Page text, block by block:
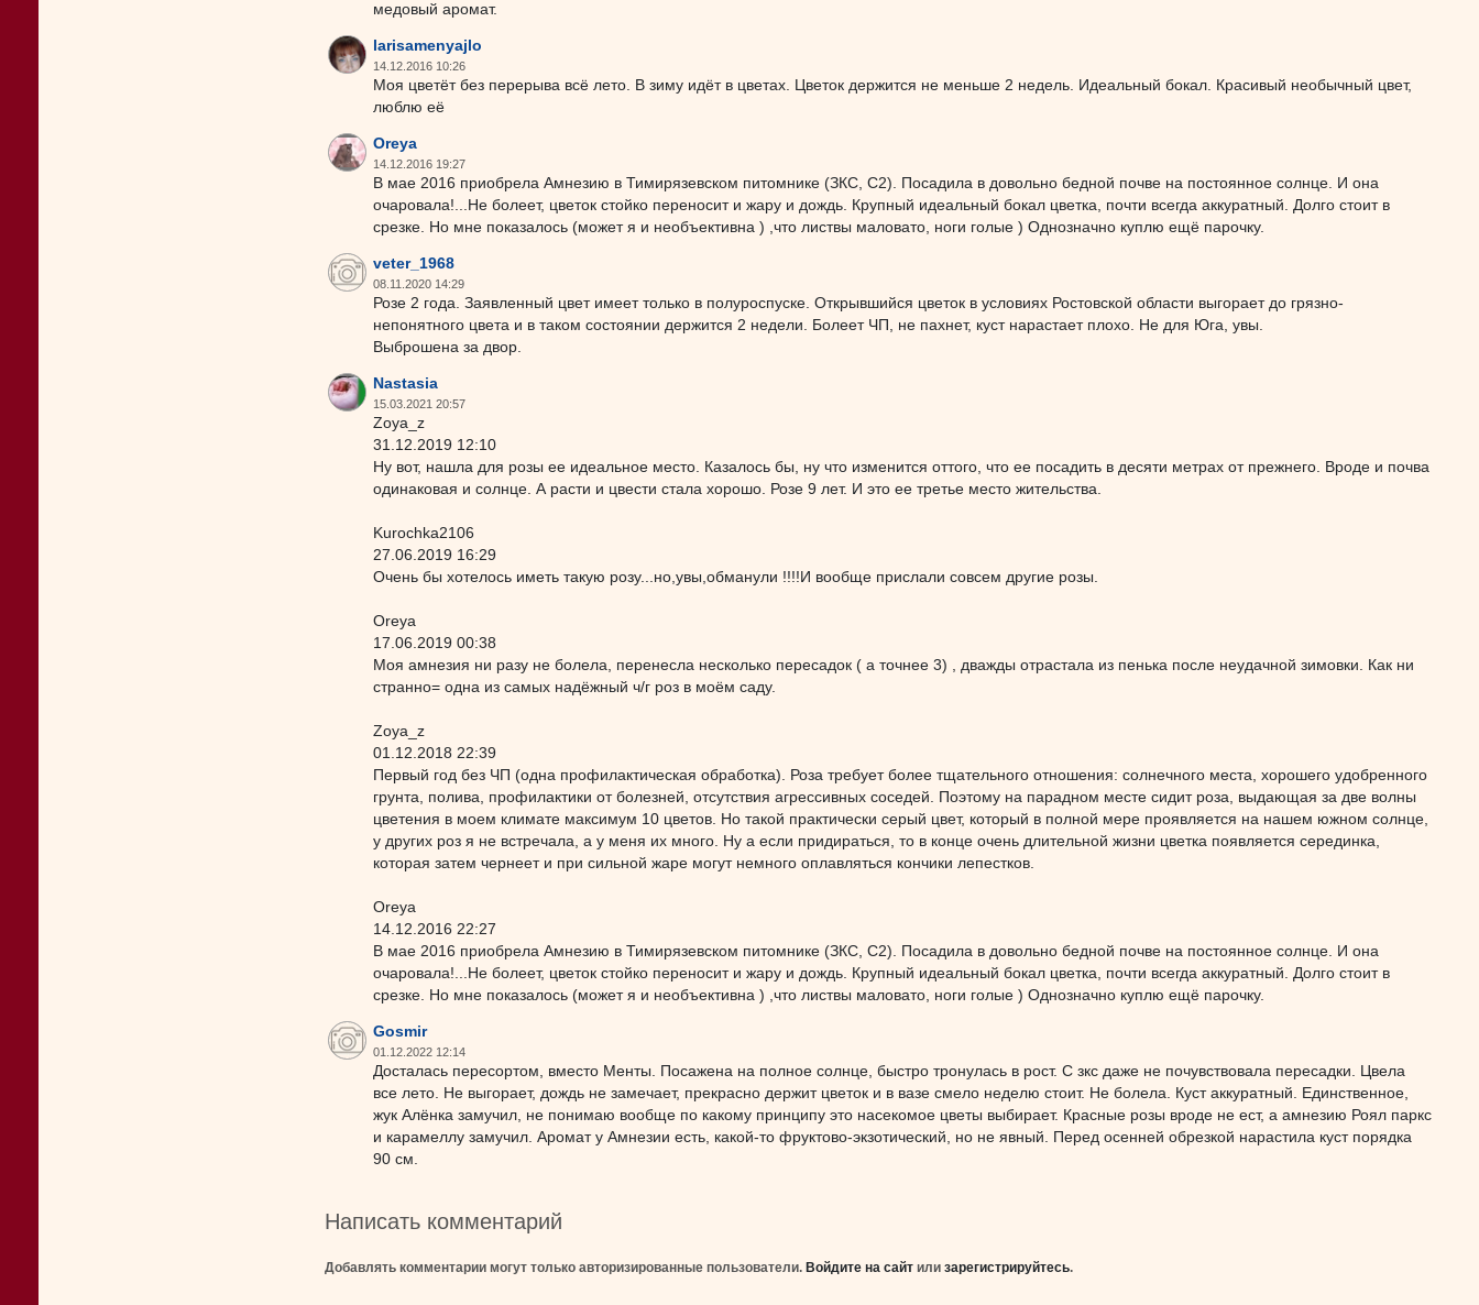
медовый аромат.
larisamenyajlo
14.12.2016 10:26
Моя цветёт без перерыва всё лето. В зиму идёт в цветах. Цветок держится не меньше 2 недель. Идеальный бокал. Красивый необычный цвет,
люблю её
Oreya
14.12.2016 19:27
В мае 2016 приобрела Амнезию в Тимирязевском питомнике (ЗКС, С2). Посадила в довольно бедной почве на постоянное солнце. И она
очаровала!...Не болеет, цветок стойко переносит и жару и дождь. Крупный идеальный бокал цветка, почти всегда аккуратный. Долго стоит в
срезке. Но мне показалось (может я и необъективна ) ,что листвы маловато, ноги голые ) Однозначно куплю ещё парочку.
veter_1968
08.11.2020 14:29
Розе 2 года. Заявленный цвет имеет только в полуроспуске. Открывшийся цветок в условиях Ростовской области выгорает до грязно-
непонятного цвета и в таком состоянии держится 2 недели. Болеет ЧП, не пахнет, куст нарастает плохо. Не для Юга, увы.
Выброшена за двор.
Nastasia
15.03.2021 20:57
Zoya_z
31.12.2019 12:10
Ну вот, нашла для розы ее идеальное место. Казалось бы, ну что изменится оттого, что ее посадить в десяти метрах от прежнего. Вроде и почва
одинаковая и солнце. А расти и цвести стала хорошо. Розе 9 лет. И это ее третье место жительства.
Kurochka2106
27.06.2019 16:29
Очень бы хотелось иметь такую розу...но,увы,обманули !!!!И вообще прислали совсем другие розы.
Oreya
17.06.2019 00:38
Моя амнезия ни разу не болела, перенесла несколько пересадок ( а точнее 3) , дважды отрастала из пенька после неудачной зимовки. Как ни
странно= одна из самых надёжный ч/г роз в моём саду.
Zoya_z
01.12.2018 22:39
Первый год без ЧП (одна профилактическая обработка). Роза требует более тщательного отношения: солнечного места, хорошего удобренного
грунта, полива, профилактики от болезней, отсутствия агрессивных соседей. Поэтому на парадном месте сидит роза, выдающая за две волны
цветения в моем климате максимум 10 цветов. Но такой практически серый цвет, который в полной мере проявляется на нашем южном солнце,
у других роз я не встречала, а у меня их много. Ну а если придираться, то в конце очень длительной жизни цветка появляется серединка,
которая затем чернеет и при сильной жаре могут немного оплавляться кончики лепестков.
Oreya
14.12.2016 22:27
В мае 2016 приобрела Амнезию в Тимирязевском питомнике (ЗКС, С2). Посадила в довольно бедной почве на постоянное солнце. И она
очаровала!...Не болеет, цветок стойко переносит и жару и дождь. Крупный идеальный бокал цветка, почти всегда аккуратный. Долго стоит в
срезке. Но мне показалось (может я и необъективна ) ,что листвы маловато, ноги голые ) Однозначно куплю ещё парочку.
Gosmir
01.12.2022 12:14
Досталась пересортом, вместо Менты. Посажена на полное солнце, быстро тронулась в рост. С зкс даже не почувствовала пересадки. Цвела
все лето. Не выгорает, дождь не замечает, прекрасно держит цветок и в вазе смело неделю стоит. Не болела. Куст аккуратный. Единственное,
жук Алёнка замучил, не понимаю вообще по какому принципу это насекомое цветы выбирает. Красные розы вроде не ест, а амнезию Роял паркс
и карамеллу замучил. Аромат у Амнезии есть, какой-то фруктово-экзотический, но не явный. Перед осенней обрезкой нарастила куст порядка
90 см.
Написать комментарий
Добавлять комментарии могут только авторизированные пользователи. Войдите на сайт или зарегистрируйтесь.